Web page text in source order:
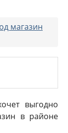
магазин
выгодно
в районе